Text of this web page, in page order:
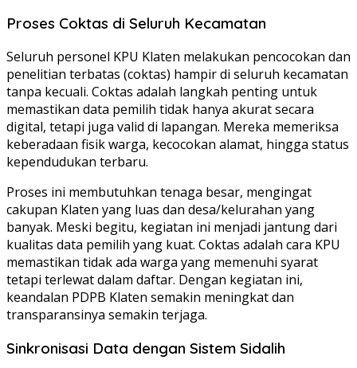
Proses Coktas di Seluruh Kecamatan
Seluruh personel KPU Klaten melakukan pencocokan dan
penelitian terbatas (coktas) hampir di seluruh kecamatan
tanpa kecuali. Coktas adalah langkah penting untuk
memastikan data pemilih tidak hanya akurat secara
digital, tetapi juga valid di lapangan. Mereka memeriksa
keberadaan fisik warga, kecocokan alamat, hingga status
kependudukan terbaru.
Proses ini membutuhkan tenaga besar, mengingat
cakupan Klaten yang luas dan desa/kelurahan yang
banyak. Meski begitu, kegiatan ini menjadi jantung dari
kualitas data pemilih yang kuat. Coktas adalah cara KPU
memastikan tidak ada warga yang memenuhi syarat
tetapi terlewat dalam daftar. Dengan kegiatan ini,
keandalan PDPB Klaten semakin meningkat dan
transparansinya semakin terjaga.
Sinkronisasi Data dengan Sistem Sidalih